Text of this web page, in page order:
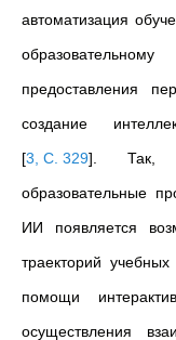
автоматизация
предоставления
создание
[3, С. 329] . Так,
образовательные
ИИ появляется
траекторий
помощи
осуществления